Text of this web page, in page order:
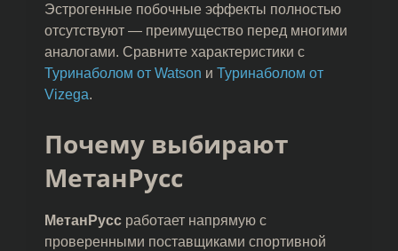
Эстрогенные побочные эффекты полностью
отсутствуют — преимущество перед многими
аналогами. Сравните характеристики с
Туринаболом от Watson и Туринаболом от
Vizega.
Почему выбирают
МетанРусс
МетанРусс работает напрямую с
проверенными поставщиками спортивной